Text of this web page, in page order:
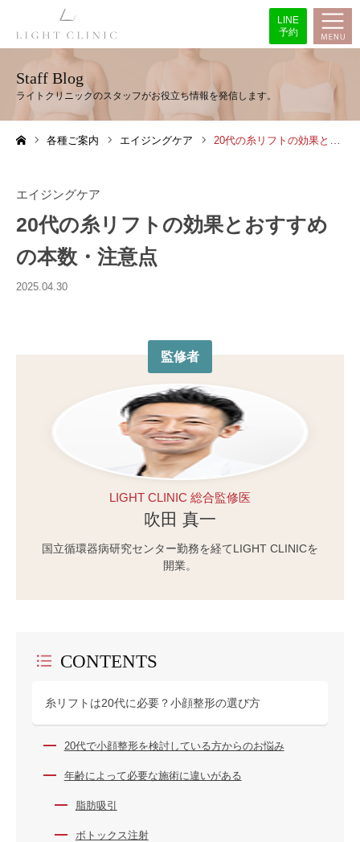
LINE
予約
Staff Blog
各種ご案内 エイジングケア 20代の糸リフトの効果とおすすめの本数・注意点
エイジングケア
20代の糸リフトの効果とおすすめ
の本数・注意点
2025.04.30
監修者
LIGHT CLINIC 総合監修医
吹田 真一
国立循環器病研究センター勤務を経てLIGHT CLINICを
開業。
CONTENTS
糸リフトは20代に必要？小顔整形の選び方
20代で小顔整形を検討している方からのお悩み
年齢によって必要な施術に違いがある
脂肪吸引
ボトックス注射